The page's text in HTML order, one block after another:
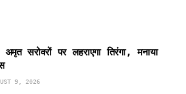
अमृत सरोवरों पर लहराएगा तिरंगा, मनाया
9, 2026